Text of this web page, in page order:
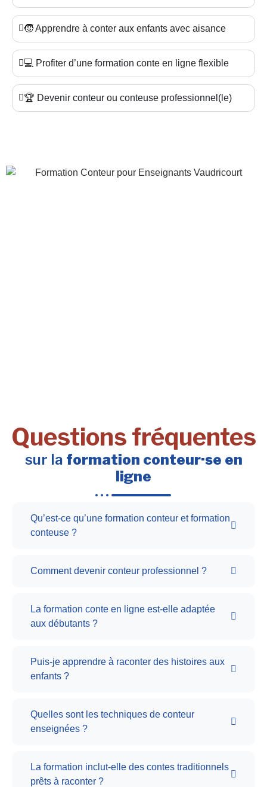
🧒 Apprendre à conter aux enfants avec aisance
💻 Profiter d’une formation conte en ligne flexible
🏆 Devenir conteur ou conteuse professionnel(le)
Questions fréquentes
sur la formation conteur·se en
ligne
Qu’est-ce qu’une formation conteur et formation
conteuse ?
Comment devenir conteur professionnel ?
La formation conte en ligne est-elle adaptée
aux débutants ?
Puis-je apprendre à raconter des histoires aux
enfants ?
Quelles sont les techniques de conteur
enseignées ?
La formation inclut-elle des contes traditionnels
prêts à raconter ?